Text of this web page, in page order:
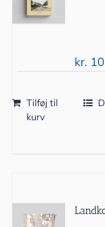
kr.
Tilføj til
kurv